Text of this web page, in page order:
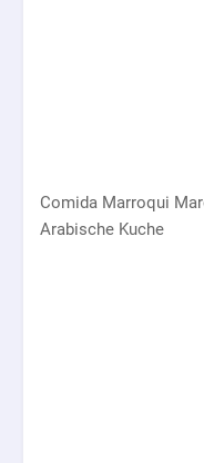
Comida Marroqui
Arabische Kuche